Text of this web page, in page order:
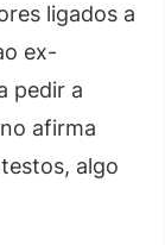
ligados a
ex-
pedir a
afirma
algo